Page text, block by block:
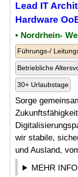
Lead IT
Hardware
• Nordrhein-
Führungs-/
Betriebliche
30+ Urlaubstage
Sorge
wir stabile,
und Ausland,
MEHR